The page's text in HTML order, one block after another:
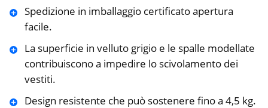
Spedizione in imballaggio certificato apertura
facile.
La superficie in velluto grigio e le spalle modellate
contribuiscono a impedire lo scivolamento dei
vestiti.
Design resistente che può sostenere fino a 4,5 kg.